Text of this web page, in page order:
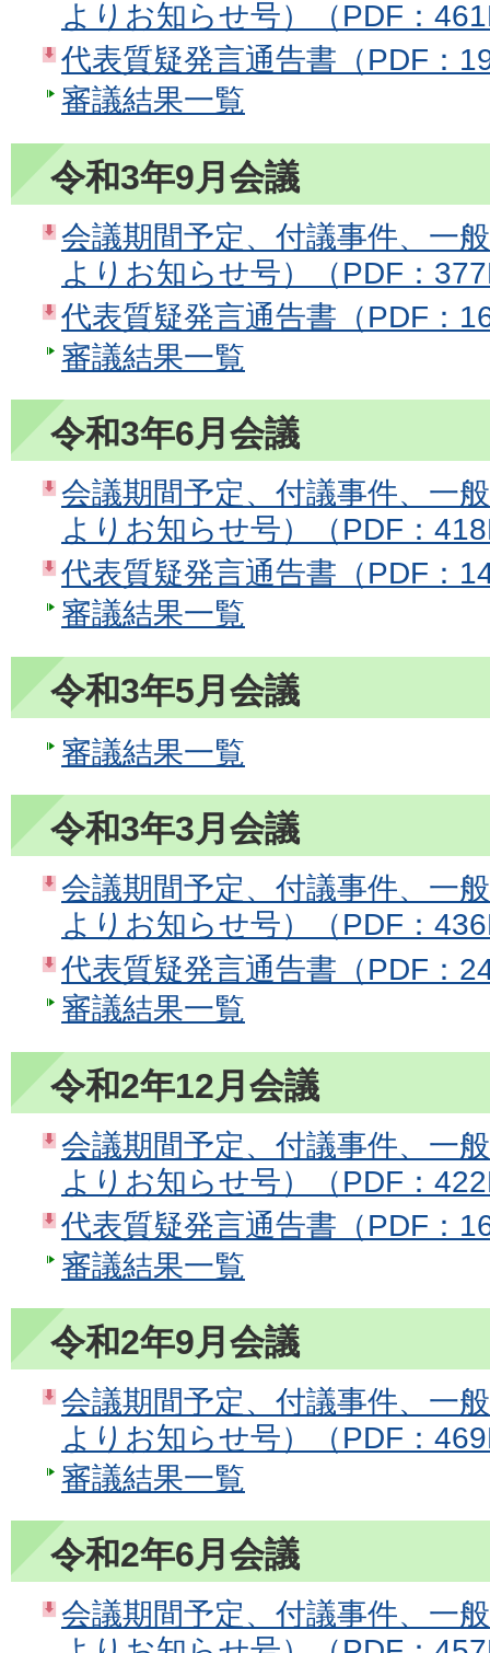
よりお知らせ号）（PDF：
代表質疑発言通告書（PDF：
審議結果一覧
令和3年9月会議
会議期間予定、付議事件、一
よりお知らせ号）（PDF：
代表質疑発言通告書（PDF：
審議結果一覧
令和3年6月会議
会議期間予定、付議事件、一
よりお知らせ号）（PDF：
代表質疑発言通告書（PDF：
審議結果一覧
令和3年5月会議
審議結果一覧
令和3年3月会議
会議期間予定、付議事件、一
よりお知らせ号）（PDF：
代表質疑発言通告書（PDF：
審議結果一覧
令和2年12月会議
会議期間予定、付議事件、一
よりお知らせ号）（PDF：
代表質疑発言通告書（PDF：
審議結果一覧
令和2年9月会議
会議期間予定、付議事件、一
よりお知らせ号）（PDF：
審議結果一覧
令和2年6月会議
会議期間予定、付議事件、一